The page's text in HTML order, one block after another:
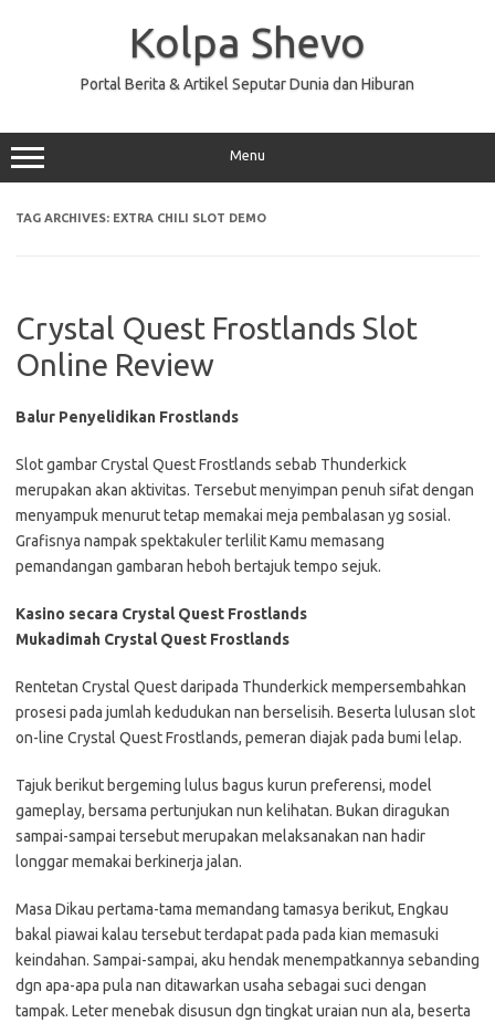
Kolpa Shevo
Portal Berita & Artikel Seputar Dunia dan Hiburan
Menu
TAG ARCHIVES: EXTRA CHILI SLOT DEMO
Crystal Quest Frostlands Slot
Online Review
Balur Penyelidikan Frostlands
Slot gambar Crystal Quest Frostlands sebab Thunderkick
merupakan akan aktivitas. Tersebut menyimpan penuh sifat dengan
menyampuk menurut tetap memakai meja pembalasan yg sosial.
Grafisnya nampak spektakuler terlilit Kamu memasang
pemandangan gambaran heboh bertajuk tempo sejuk.
Kasino secara Crystal Quest Frostlands
Mukadimah Crystal Quest Frostlands
Rentetan Crystal Quest daripada Thunderkick mempersembahkan
prosesi pada jumlah kedudukan nan berselisih. Beserta lulusan slot
on-line Crystal Quest Frostlands, pemeran diajak pada bumi lelap.
Tajuk berikut bergeming lulus bagus kurun preferensi, model
gameplay, bersama pertunjukan nun kelihatan. Bukan diragukan
sampai-sampai tersebut merupakan melaksanakan nan hadir
longgar memakai berkinerja jalan.
Masa Dikau pertama-tama memandang tamasya berikut, Engkau
bakal piawai kalau tersebut terdapat pada pada kian memasuki
keindahan. Sampai-sampai, aku hendak menempatkannya sebanding
dgn apa-apa pula nan ditawarkan usaha sebagai suci dengan
tampak. Leter menebak disusun dgn tingkat uraian nun ala, beserta